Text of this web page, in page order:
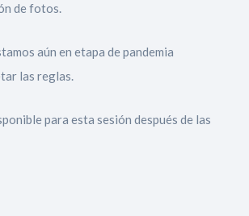
de fotos.
aún en etapa de pandemia
las reglas.
para esta sesión después de las